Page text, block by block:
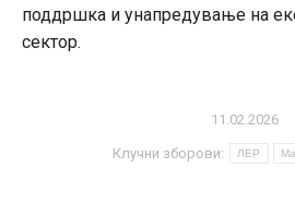
поддршка и унапредување на
сектор.
11.02.2026
Клучни зборови: ЛЕР